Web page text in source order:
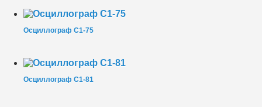
Осциллограф С1-75
Осциллограф С1-81